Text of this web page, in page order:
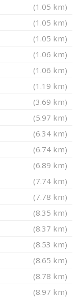
(1.05 km)
(1.05 km)
(1.05 km)
(1.06 km)
(1.06 km)
(1.19 km)
(3.69 km)
(5.97 km)
(6.34 km)
(6.74 km)
(6.89 km)
(7.74 km)
(7.78 km)
(8.35 km)
(8.37 km)
(8.53 km)
(8.65 km)
(8.78 km)
(8.97 km)